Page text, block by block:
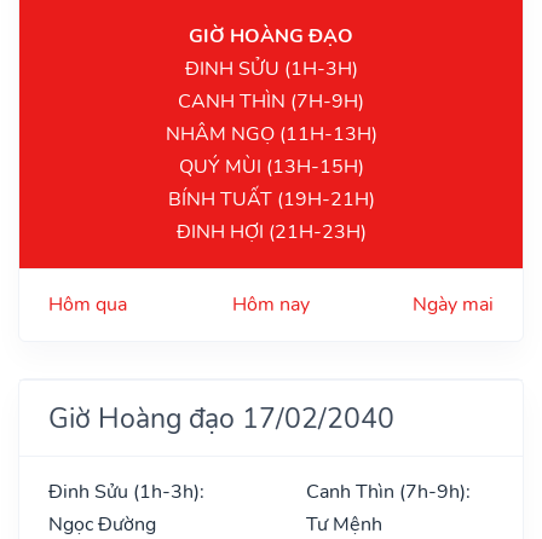
GIỜ HOÀNG ĐẠO
ĐINH SỬU (1H-3H)
CANH THÌN (7H-9H)
NHÂM NGỌ (11H-13H)
QUÝ MÙI (13H-15H)
BÍNH TUẤT (19H-21H)
ĐINH HỢI (21H-23H)
Hôm qua Hôm nay Ngày mai
Giờ Hoàng đạo 17/02/2040
Đinh Sửu (1h-3h):
Ngọc Đường
Canh Thìn (7h-9h):
Tư Mệnh